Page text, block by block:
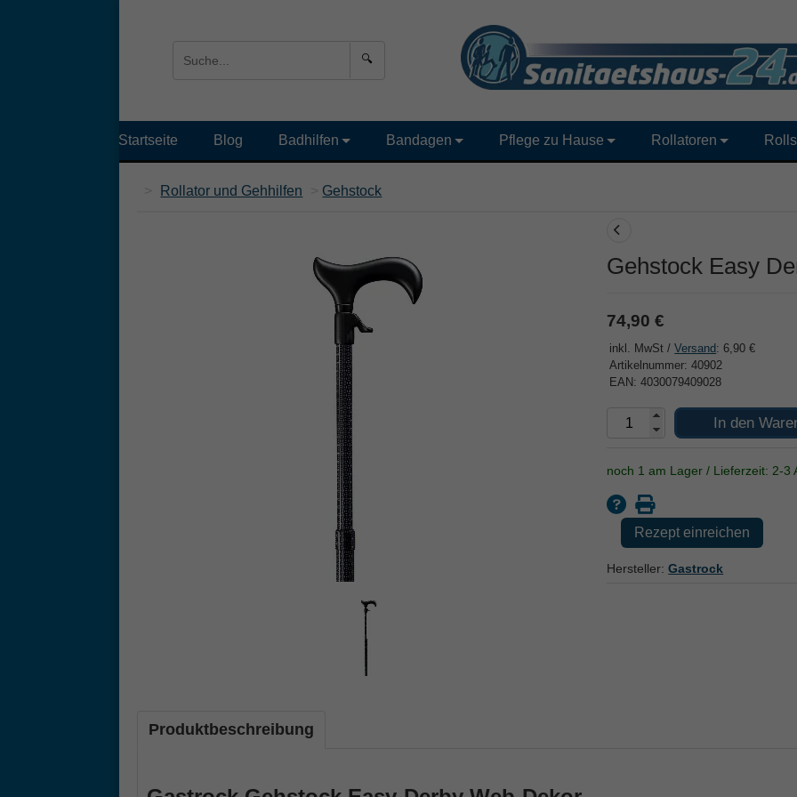
🔍
Startseite Blog Badhilfen Bandagen Pflege zu Hause Rollatoren
Rollator und Gehhilfen Gehstock
Gehstock Easy
74,90 €
inkl. MwSt /Versand: 6,90 €
Artikelnummer: 40902
EAN: 4030079409028
In den
noch 1 am Lager / Lieferzeit: 2-3
Rezept einreichen
Hersteller:Gastrock
Produktbeschreibung